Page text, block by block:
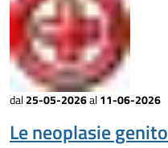
dal25-05-2026al 11-06-2026
Le neoplasie